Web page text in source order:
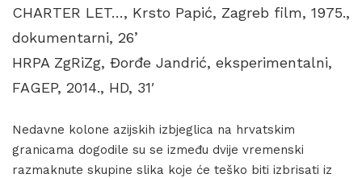
CHARTER LET…, Krsto Papić, Zagreb film, 1975.,
dokumentarni, 26’
HRPA ZgRiZg, Đorđe Jandrić, eksperimentalni,
FAGEP, 2014., HD, 31′
Nedavne kolone azijskih izbjeglica na hrvatskim
granicama dogodile su se između dvije vremenski
razmaknute skupine slika koje će teško biti izbrisati iz